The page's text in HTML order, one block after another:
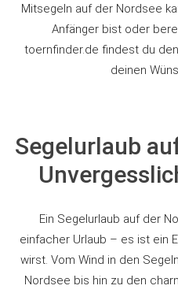
Mitsegeln auf der Nordsee
Anfänger bist oder
toernfinder.de findest du
deinen
Segelurlaub
Ein Segelurlaub auf der
einfacher Urlaub – es ist ein
wirst. Vom Wind in den
Nordsee bis hin zu den